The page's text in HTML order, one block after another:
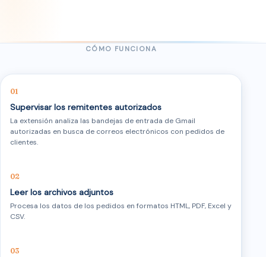
CÓMO FUNCIONA
Supervisar los remitentes autorizados
La extensión analiza las bandejas de entrada de Gmail
autorizadas en busca de correos electrónicos con pedidos de
clientes.
Leer los archivos adjuntos
Procesa los datos de los pedidos en formatos HTML, PDF, Excel y
CSV.